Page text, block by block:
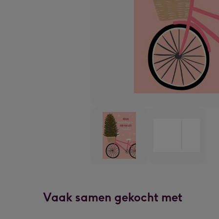
Vaak samen gekocht met